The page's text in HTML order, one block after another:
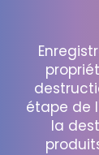
étape de
la